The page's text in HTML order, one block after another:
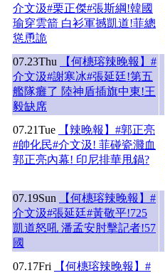
介文汲#栗正傑#張斯綱!韓國
瑜穿雲箭 白衫軍撼凱道!菲總
慫恿詭
07.23Thu
【何橞瑢辣晚報】#
介文汲#謝寒冰#張延廷!第五
艦隊癱了 陸神盾插旗中東!王
毅缺席
07.21Tue
【辣晚報】#郭正亮
#帥化民#介文汲! 菲碰瓷濺血
郭正亮內幕! 印尼排華甩鍋?
07.19Sun
【何橞瑢辣晚報】#
介文汲#張延廷#黃敬平!725
凱道怒吼 潘孟安肘擊記者!57
國
07.17Fri
【何橞瑢辣晚報】#